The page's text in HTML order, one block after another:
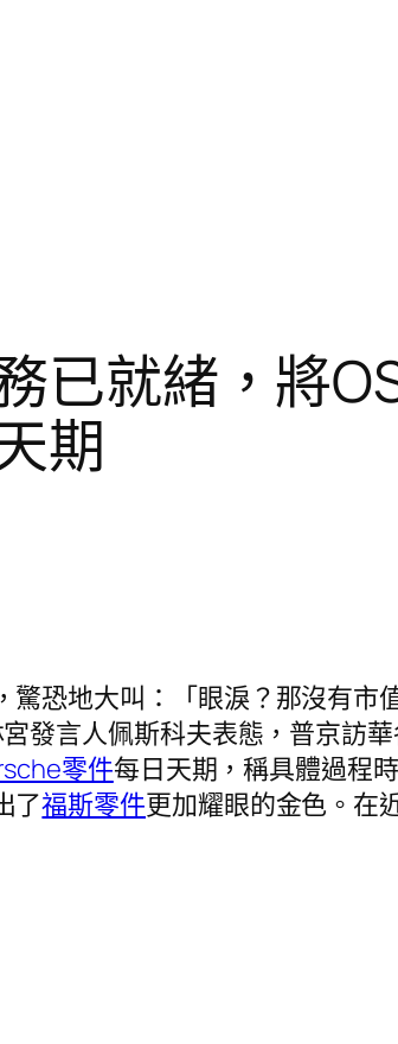
已就緒，將
期
恐地大叫：「眼淚？那沒有市
發言人佩斯科夫表態，普京訪
零件每日天期，稱具體過程
了福斯零件更加耀眼的金色。在